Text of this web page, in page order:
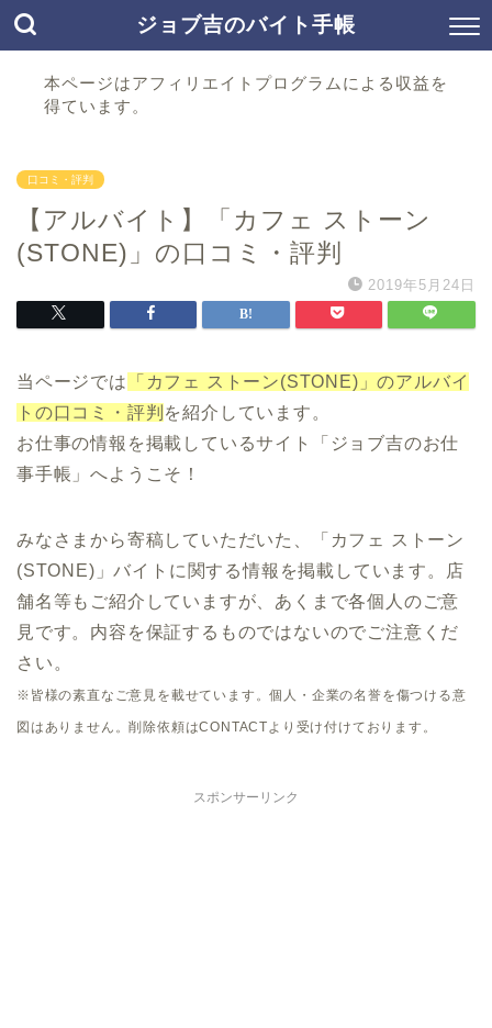
ジョブ吉のバイト手帳
本ページはアフィリエイトプログラムによる収益を
得ています。
口コミ・評判
【アルバイト】「カフェ ストーン
(STONE)」の口コミ・評判
2019年5月24日
当ページでは
「カフェ ストーン(STONE)」のアルバイ
トの口コミ・評判 を紹介しています。
お仕事の情報を掲載しているサイト「ジョブ吉のお仕
事手帳」へようこそ！
みなさまから寄稿していただいた、「カフェ ストーン
(STONE)」バイトに関する情報を掲載しています。店
舗名等もご紹介していますが、あくまで各個人のご意
見です。内容を保証するものではないのでご注意くだ
さい。
※皆様の素直なご意見を載せています。個人・企業の名誉を傷つける意
図はありません。削除依頼はCONTACTより受け付けております。
スポンサーリンク